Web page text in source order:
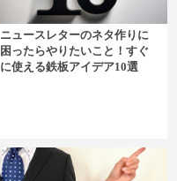
ニュースレターのネタ作りに
困ったらやりたいこと！すぐ
に使える鉄板アイデア10選